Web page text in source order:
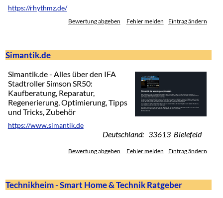
https://rhythmz.de/
Bewertung abgeben Fehler melden Eintrag ändern
Simantik.de
Simantik.de - Alles über den IFA
Stadtroller Simson SR50:
Kaufberatung, Reparatur,
Regenerierung, Optimierung, Tipps
und Tricks, Zubehör
https://www.simantik.de
Deutschland: 33613 Bielefeld
Bewertung abgeben Fehler melden Eintrag ändern
Technikheim - Smart Home & Technik Ratgeber